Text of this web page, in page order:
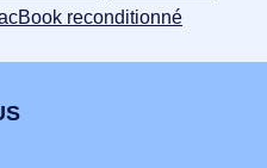
reconditionné